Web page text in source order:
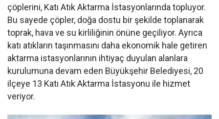
çöplerini, Katı Atık Aktarma İstasyonlarında topluyor.
Bu sayede çöpler, doğa dostu bir şekilde toplanarak
toprak, hava ve su kirliliğinin önüne geçiliyor. Ayrıca
katı atıkların taşınmasını daha ekonomik hale getiren
aktarma istasyonlarının ihtiyaç duyulan alanlara
kurulumuna devam eden Büyükşehir Belediyesi, 20
ilçeye 13 Katı Atık Aktarma İstasyonu ile hizmet
veriyor.